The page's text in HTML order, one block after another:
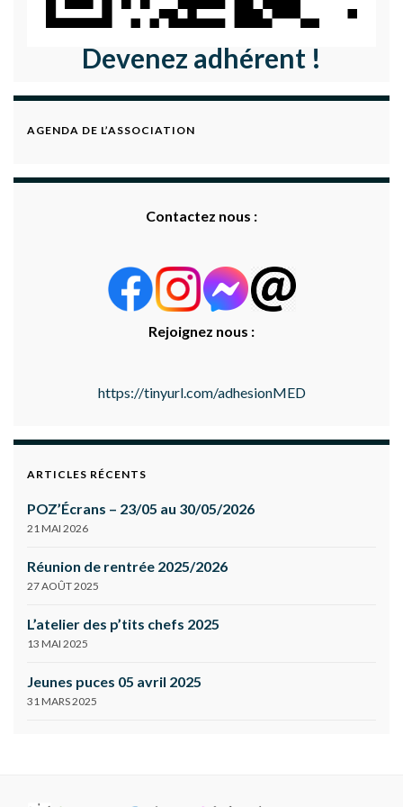
Devenez adhérent !
AGENDA DE L’ASSOCIATION
Contactez nous :
Rejoignez nous :
https://tinyurl.com/adhesionMED
ARTICLES RÉCENTS
POZ’Écrans – 23/05 au 30/05/2026
21 MAI 2026
Réunion de rentrée 2025/2026
27 AOÛT 2025
L’atelier des p’tits chefs 2025
13 MAI 2025
Jeunes puces 05 avril 2025
31 MARS 2025